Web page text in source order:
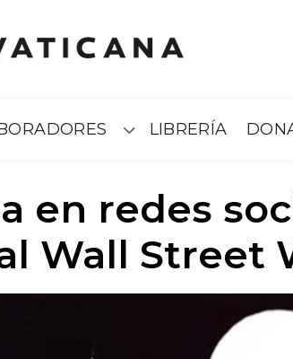
Submenú
LIBRERÍA
en redes
Wall Street